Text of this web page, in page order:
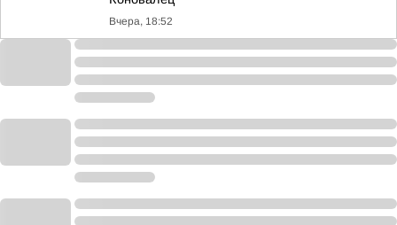
Вчера, 18:52